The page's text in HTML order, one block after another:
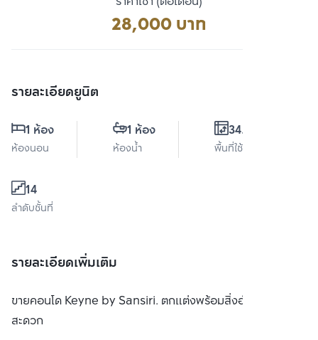
28,000 บาท
รายละเอียดยูนิต
1 ห้อง
ห้องนอน
1 ห้อง
ห้องน้ำ
34.5 ตร.ม.
พื้นที่ใช้สอย
14
ลำดับชั้นที่
รายละเอียดเพิ่มเติม
ขายคอนโด Keyne by Sansiri. ตกแต่งพร้อมสิ่งอำนวยความ
สะดวก